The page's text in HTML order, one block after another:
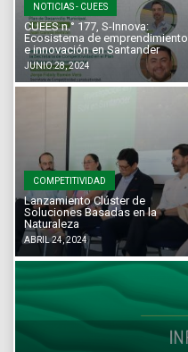
NOTICIAS - CUEES
CUEES n.° 177, S-Innova:
Ecosistema de emprendimiento
e innovación en Santander
JUNIO 28, 2024
COMPETITIVIDAD
Lanzamiento Clúster de
Soluciones Basadas en la
Naturaleza
ABRIL 24, 2024